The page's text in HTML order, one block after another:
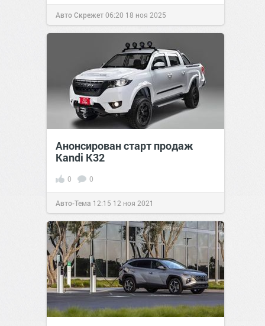
Авто Скрежет06:20 18 ноя 2025
Анонсирован старт продаж
Kandi K32
0 0
Авто-Тема 12:15 12 ноя 2021